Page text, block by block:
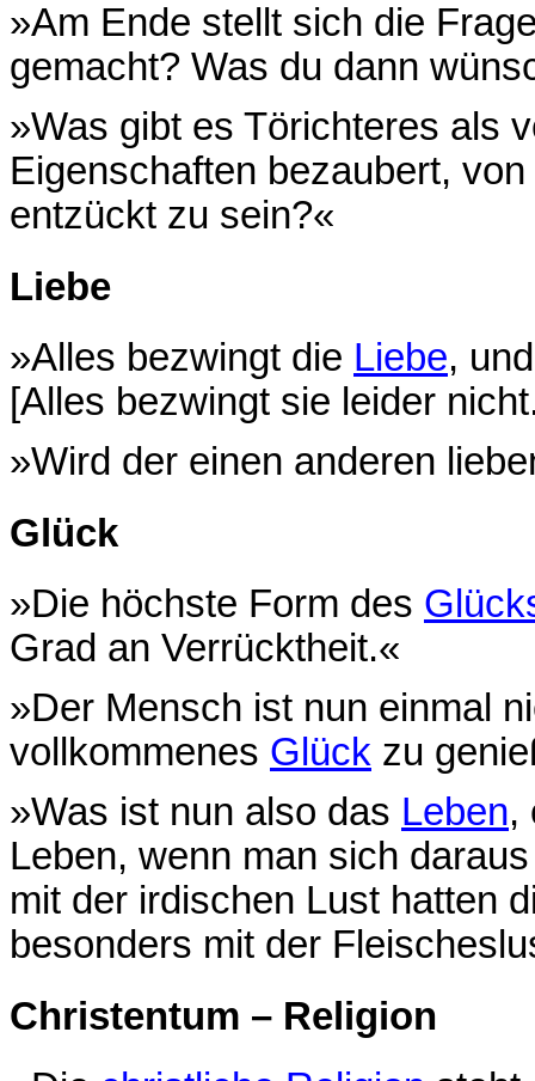
»Am Ende stellt sich die
gemacht? Was du dann
»Was gibt es Törichteres als
Eigenschaften bezaubert,
entzückt zu sein?«
Liebe
»Alles bezwingt die Liebe,
[Alles bezwingt sie leider
»Wird der einen anderen
Glück
»Die höchste Form des
Grad an Verrücktheit.«
»Der Mensch ist nun einmal
vollkommenes Glück zu
»Was ist nun also das Leben,
Leben, wenn man sich
mit der irdischen Lust hatten
besonders mit der
Christentum – Religion